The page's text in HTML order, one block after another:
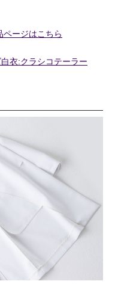
ージはこちら
衣:クラシコテーラー